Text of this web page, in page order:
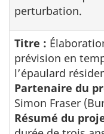
perturbation.
Titre :
prévision en
l’épaulard
Partenaire du
Simon Fraser
Résumé du